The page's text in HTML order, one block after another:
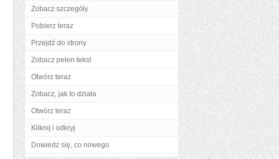
Zobacz szczegóły
Pobierz teraz
Przejdź do strony
Zobacz pełen tekst
Otwórz teraz
Zobacz, jak to działa
Otwórz teraz
Kliknij i odkryj
Dowiedz się, co nowego